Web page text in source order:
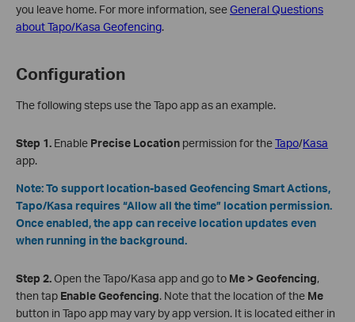
you leave home. For more information, seeGeneral Questions
about Tapo/Kasa Geofencing.
Configuration
The following steps use the Tapo app as an example.
Step 1. Enable Precise Location permission for theTapo/Kasa
app.
Note: To support location‑based Geofencing Smart Actions,
Tapo/Kasa requires “Allow all the time” location permission.
Once enabled, the app can receive location updates even
when running in the background.
Step 2.Open the Tapo/Kasa app and go to Me > Geofencing,
then tap Enable Geofencing. Note that the location of the Me
button in Tapo app may vary by app version. It is located either in